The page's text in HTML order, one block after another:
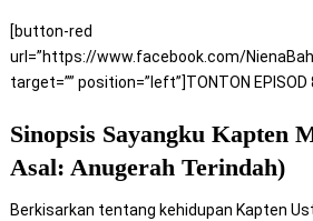
[button-red
url=”https://www.facebook.com/
target=”” position=”left”]TONTON
Sinopsis Sayangku Kapten
Asal: Anugerah Terindah)
Berkisarkan tentang kehidupan Kapten